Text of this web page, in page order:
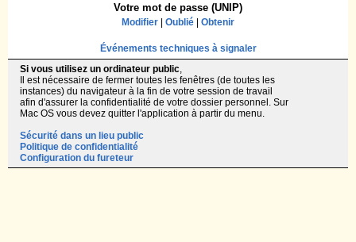
Votre mot de passe (UNIP)
Modifier Oublié Obtenir
Événements techniques à signaler
Si vous utilisez un ordinateur public,
Il est nécessaire de fermer toutes les fenêtres (de toutes les
instances) du navigateur à la fin de votre session de travail
afin d'assurer la confidentialité de votre dossier personnel. Sur
Mac OS vous devez quitter l'application à partir du menu.
Sécurité dans un lieu public
Politique de confidentialité
Configuration du fureteur